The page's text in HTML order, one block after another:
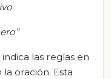
las reglas en
oración. Esta